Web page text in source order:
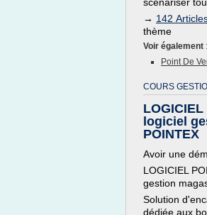
→ 142
thème
Voir également :
Point De
COURS
LOGICIEL
logiciel
POINTEX
Avoir une
LOGICIEL
gestion
Solution
dédiée aux